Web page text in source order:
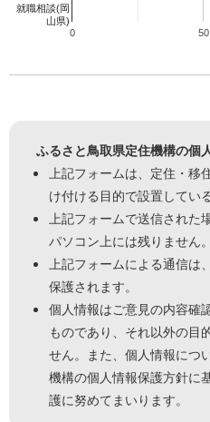
0 50
就職相談(岡
山県)
ふるさと鳥取県定住機構の個
上記フォームは、定住・移
け付ける目的で設置してい
上記フォームで送信された
パソコン上には残りません。
上記フォームによる通信は
保護されます。
個人情報はご意見の内容確
ものであり、それ以外の目
せん。また、個人情報につ
機構の個人情報保護方針に
護に努めてまいります。